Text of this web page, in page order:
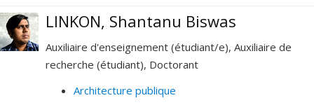
Je développe ainsi une expertise dans l’articulation
sociaux d’aujourd’hui : le climat, l’environnement, les
nouvelles technologies, la démocratie et l’éducation.
Mon travail porte sur l’analyse de données massives,
LINKON, Shantanu Biswas
Auxiliaire d'enseignement (étudiant/e), Auxiliaire de
recherche (étudiant), Doctorant
Architecture publique